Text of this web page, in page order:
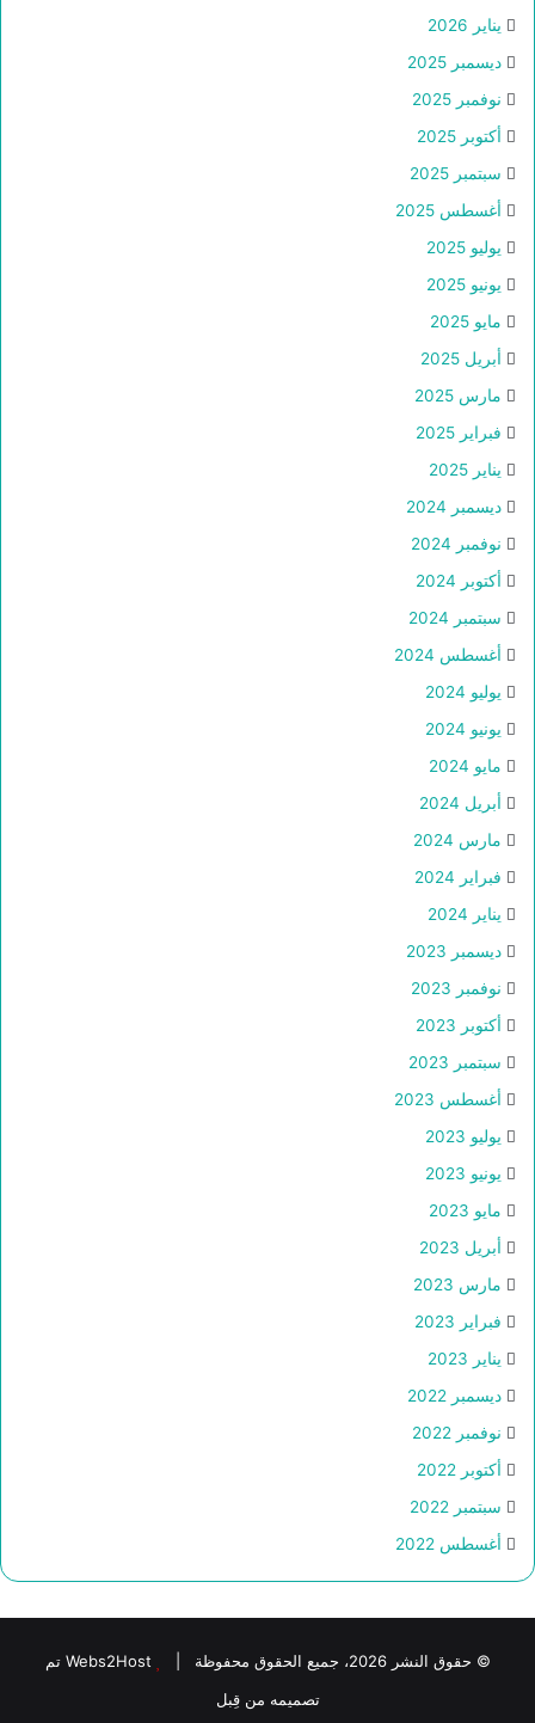
يناير 2026
ديسمبر 2025
نوفمبر 2025
أكتوبر 2025
سبتمبر 2025
أغسطس 2025
يوليو 2025
يونيو 2025
مايو 2025
أبريل 2025
مارس 2025
فبراير 2025
يناير 2025
ديسمبر 2024
نوفمبر 2024
أكتوبر 2024
سبتمبر 2024
أغسطس 2024
يوليو 2024
يونيو 2024
مايو 2024
أبريل 2024
مارس 2024
فبراير 2024
يناير 2024
ديسمبر 2023
نوفمبر 2023
أكتوبر 2023
سبتمبر 2023
أغسطس 2023
يوليو 2023
يونيو 2023
مايو 2023
أبريل 2023
مارس 2023
فبراير 2023
يناير 2023
ديسمبر 2022
نوفمبر 2022
أكتوبر 2022
سبتمبر 2022
أغسطس 2022
© حقوق النشر 2026، جميع الحقوق محفوظة |
Webs2Host تم
تصميمه من قِبل